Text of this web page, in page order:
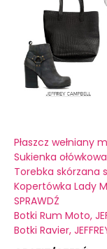
Płaszcz wełniany
Sukienka
Torebka skórzana
Kopertówka Lady
SPRAWDŹ
Botki Rum Moto,
Botki Ravier,